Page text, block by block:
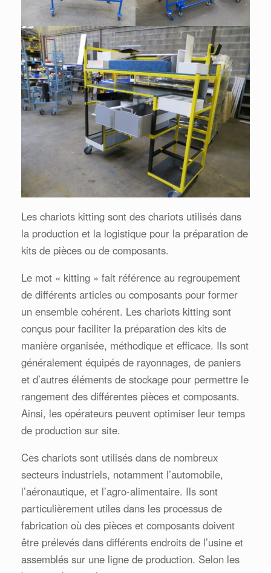
Les chariots kitting sont des chariots utilisés dans
la production et la logistique pour la préparation de
kits de pièces ou de composants.
Le mot « kitting » fait référence au regroupement
de différents articles ou composants pour former
un ensemble cohérent. Les chariots kitting sont
conçus pour faciliter la préparation des kits de
manière organisée, méthodique et efficace. Ils sont
généralement équipés de rayonnages, de paniers
et d’autres éléments de stockage pour permettre le
rangement des différentes pièces et composants.
Ainsi, les opérateurs peuvent optimiser leur temps
de production sur site.
Ces chariots sont utilisés dans de nombreux
secteurs industriels, notamment l’automobile,
l’aéronautique, et l’agro-alimentaire. Ils sont
particulièrement utiles dans les processus de
fabrication où des pièces et composants doivent
être prélevés dans différents endroits de l’usine et
assemblés sur une ligne de production. Selon les